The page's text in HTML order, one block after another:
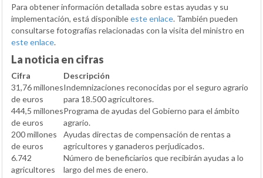
Para obtener información detallada sobre estas ayudas y su
implementación, está disponibleeste enlace. También pueden
consultarse fotografías relacionadas con la visita del ministro en
este enlace.
La noticia en cifras
Cifra
Descripción
31,76 millones
de euros
Indemnizaciones reconocidas por el seguro agrario
para 18.500 agricultores.
444,5 millones
de euros
Programa de ayudas del Gobierno para el ámbito
agrario.
200 millones
de euros
Ayudas directas de compensación de rentas a
agricultores y ganaderos perjudicados.
6.742
agricultores
Número de beneficiarios que recibirán ayudas a lo
largo del mes de enero.